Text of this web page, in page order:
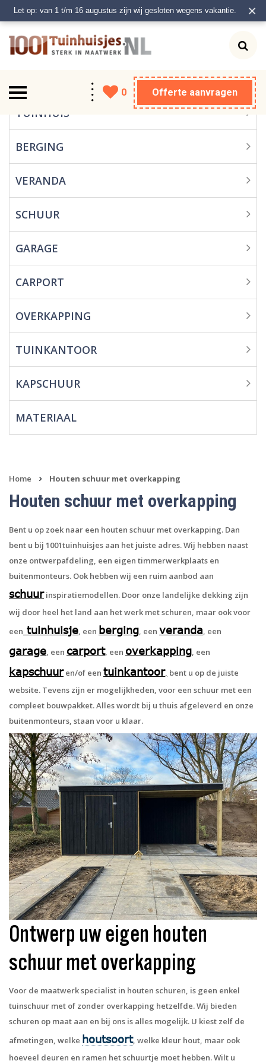
Let op: van 1 t/m 16 augustus zijn wij gesloten wegens vakantie. ×
Veranda
Schuur
Carport
Overkapping
Tuinkantoor
Kapschuur
0 Offerte aanvragen
TUINHUIS
BERGING
VERANDA
SCHUUR
GARAGE
CARPORT
OVERKAPPING
TUINKANTOOR
KAPSCHUUR
MATERIAAL
Home › Houten schuur met overkapping
Houten schuur met overkapping
Bent u op zoek naar een houten schuur met overkapping. Dan
bent u bij 1001tuinhuisjes aan het juiste adres. Wij hebben naast
onze ontwerpafdeling, een eigen timmerwerkplaats en
buitenmonteurs. Ook hebben wij een ruim aanbod aan
schuurinspiratiemodellen. Door onze landelijke dekking zijn
wij door heel het land aan het werk met schuren, maar ook voor
een tuinhuisje, een berging, een veranda, een
garage, een carport, een overkapping, een
kapschuuren/of een tuinkantoor, bent u op de juiste
website. Tevens zijn er mogelijkheden, voor een schuur met een
compleet bouwpakket. Alles wordt bij u thuis afgeleverd en onze
buitenmonteurs, staan voor u klaar.
Ontwerp uw eigen houten
schuur met overkapping
Voor de maatwerk specialist in houten schuren, is geen enkel
tuinschuur met of zonder overkapping hetzelfde. Wij bieden
schuren op maat aan en bij ons is alles mogelijk. U kiest zelf de
afmetingen, welke houtsoort, welke kleur hout, maar ook
hoeveel deuren en ramen het schuurtje moet hebben. Wilt u